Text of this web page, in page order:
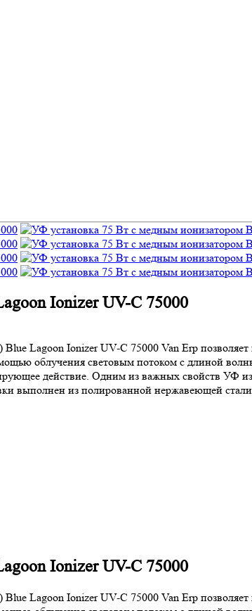
Ionizer UV-C 75000
Lagoon Ionizer UV-C 75000 Van Erp позволяет
облучения световым потоком с длиной
действие. Одним из важных свойств УФ
выполнен из полированной нержавеющей
Ionizer UV-C 75000
Lagoon Ionizer UV-C 75000 Van Erp позволяет